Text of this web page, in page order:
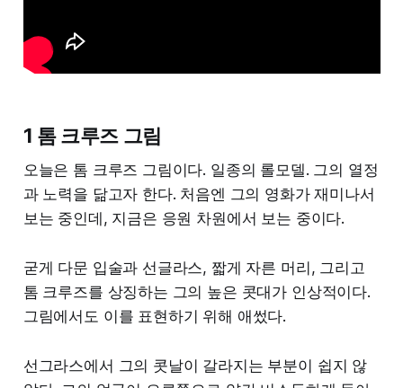
1 톰 크루즈 그림
오늘은 톰 크루즈 그림이다. 일종의 롤모델. 그의 열정
과 노력을 닮고자 한다. 처음엔 그의 영화가 재미나서
보는 중인데, 지금은 응원 차원에서 보는 중이다.
굳게 다문 입술과 선글라스, 짧게 자른 머리, 그리고
톰 크루즈를 상징하는 그의 높은 콧대가 인상적이다.
그림에서도 이를 표현하기 위해 애썼다.
선그라스에서 그의 콧날이 갈라지는 부분이 쉽지 않